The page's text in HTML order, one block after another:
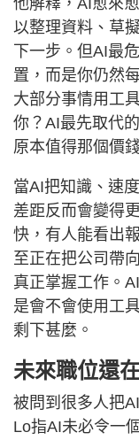
他解釋，AI愈來
以整理資料、草
下一步。但AI最
置，而是你仍然
大部分事情用工
你？AI最先取代
原本值得那個價
當AI把知識、速
差距反而會變得
快，有人能看出
至正在把公司帶
真正掌握工作。
是會不會使用工
剩下甚麼。
未來職位還
被問到很多人把
Lo指AI未必令一